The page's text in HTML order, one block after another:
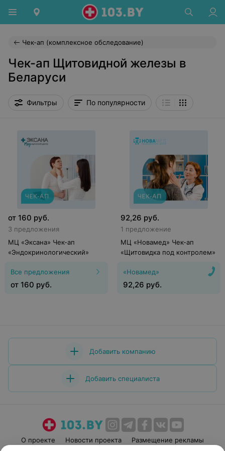
Чек-ап (комплексное обследование)
Чек-ап Щитовидной железы в
Беларуси
Фильтры По популярности
от 160 руб.
3 предложения
МЦ «Эксана» Чек-ап
«Эндокринологический»
Все предложения
от 160 руб.
92,26 руб.
1 предложение
МЦ «Новамед» Чек-ап
«Щитовидка под контролем»
«Новамед»
92,26 руб.
Добавить компанию
Добавить специалиста
О проекте Новости проекта
Размещение рекламы